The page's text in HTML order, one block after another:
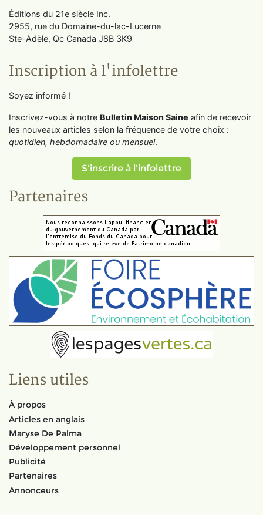
Éditions du 21e siècle Inc.
2955, rue du Domaine-du-lac-Lucerne
Ste-Adèle, Qc Canada J8B 3K9
Inscription à l'infolettre
Soyez informé !
Inscrivez-vous à notre Bulletin Maison Saine afin de recevoir
les nouveaux articles selon la fréquence de votre choix :
quotidien, hebdomadaire ou mensuel.
S'inscrire à l'infolettre
Partenaires
Liens utiles
À propos
Articles en anglais
Maryse De Palma
Développement personnel
Publicité
Partenaires
Annonceurs